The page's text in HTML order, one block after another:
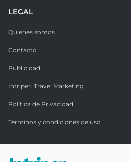
LEGAL
Quienes somos
Contacto
Publicidad
Intriper. Travel Marketing
Política de Privacidad
Términos y condiciones de uso